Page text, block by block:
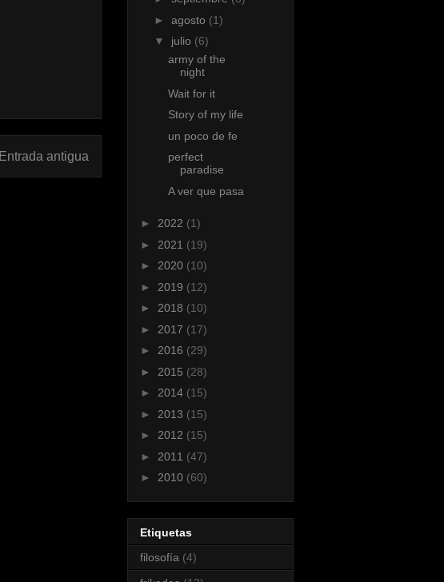
Entrada antigua
► agosto (1)
▼ julio (6)
army of the
night
Wait for it
Story of my life
un poco de fe
perfect
paradise
A ver que pasa
► 2022 (1)
► 2021 (19)
► 2020 (10)
► 2019 (12)
► 2018 (10)
► 2017 (17)
► 2016 (29)
► 2015 (28)
► 2014 (15)
► 2013 (15)
► 2012 (15)
► 2011 (47)
► 2010 (60)
Etiquetas
filosofía (4)